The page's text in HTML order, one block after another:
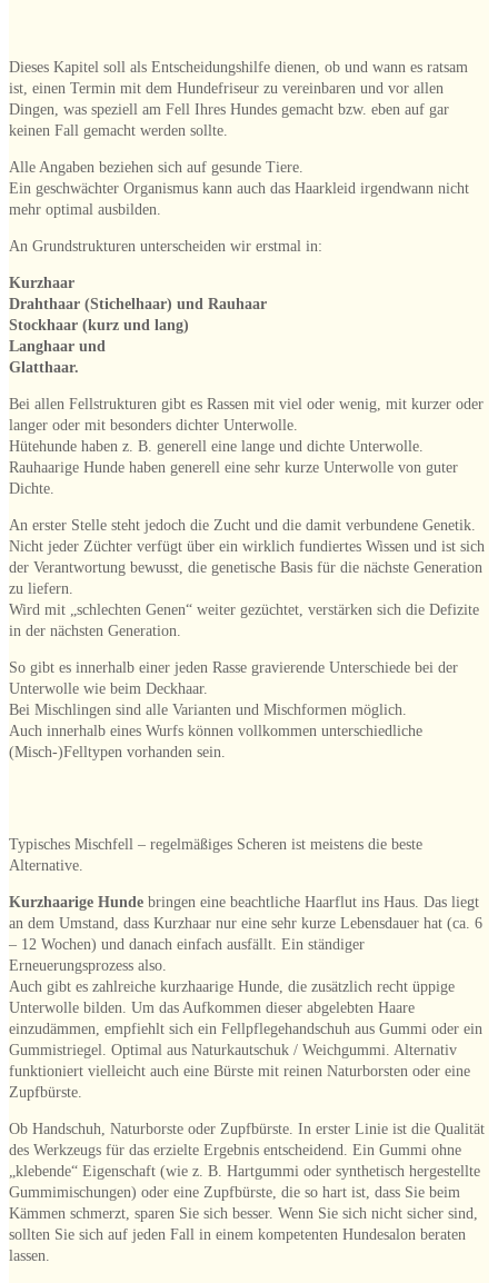
Dieses Kapitel soll als Entscheidungshilfe dienen, ob und wann es ratsam
ist, einen Termin mit dem Hundefriseur zu vereinbaren und vor allen
Dingen, was speziell am Fell Ihres Hundes gemacht bzw. eben auf gar
keinen Fall gemacht werden sollte.
Alle Angaben beziehen sich auf gesunde Tiere.
Ein geschwächter Organismus kann auch das Haarkleid irgendwann nicht
mehr optimal ausbilden.
An Grundstrukturen unterscheiden wir erstmal in:
Kurzhaar
Drahthaar (Stichelhaar) und Rauhaar
Stockhaar (kurz und lang)
Langhaar und
Glatthaar.
Bei allen Fellstrukturen gibt es Rassen mit viel oder wenig, mit kurzer oder
langer oder mit besonders dichter Unterwolle.
Hütehunde haben z. B. generell eine lange und dichte Unterwolle.
Rauhaarige Hunde haben generell eine sehr kurze Unterwolle von guter
Dichte.
An erster Stelle steht jedoch die Zucht und die damit verbundene Genetik.
Nicht jeder Züchter verfügt über ein wirklich fundiertes Wissen und ist sich
der Verantwortung bewusst, die genetische Basis für die nächste Generation
zu liefern.
Wird mit „schlechten Genen“ weiter gezüchtet, verstärken sich die Defizite
in der nächsten Generation.
So gibt es innerhalb einer jeden Rasse gravierende Unterschiede bei der
Unterwolle wie beim Deckhaar.
Bei Mischlingen sind alle Varianten und Mischformen möglich.
Auch innerhalb eines Wurfs können vollkommen unterschiedliche
(Misch-)Felltypen vorhanden sein.
Typisches Mischfell – regelmäßiges Scheren ist meistens die beste
Alternative.
Kurzhaarige Hunde bringen eine beachtliche Haarflut ins Haus. Das liegt
an dem Umstand, dass Kurzhaar nur eine sehr kurze Lebensdauer hat (ca. 6
– 12 Wochen) und danach einfach ausfällt. Ein ständiger
Erneuerungsprozess also.
Auch gibt es zahlreiche kurzhaarige Hunde, die zusätzlich recht üppige
Unterwolle bilden. Um das Aufkommen dieser abgelebten Haare
einzudämmen, empfiehlt sich ein Fellpflegehandschuh aus Gummi oder ein
Gummistriegel. Optimal aus Naturkautschuk / Weichgummi. Alternativ
funktioniert vielleicht auch eine Bürste mit reinen Naturborsten oder eine
Zupfbürste.
Ob Handschuh, Naturborste oder Zupfbürste. In erster Linie ist die Qualität
des Werkzeugs für das erzielte Ergebnis entscheidend. Ein Gummi ohne
„klebende“ Eigenschaft (wie z. B. Hartgummi oder synthetisch hergestellte
Gummimischungen) oder eine Zupfbürste, die so hart ist, dass Sie beim
Kämmen schmerzt, sparen Sie sich besser. Wenn Sie sich nicht sicher sind,
sollten Sie sich auf jeden Fall in einem kompetenten Hundesalon beraten
lassen.